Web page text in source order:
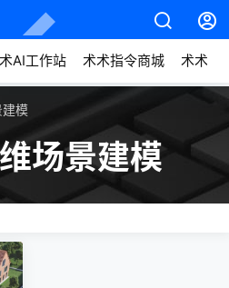
AI工作站 术术指令商城 术术动
建模
场景建模